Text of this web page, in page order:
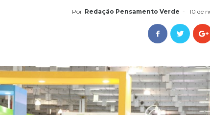
Por Redação Pensamento Verde - 10 de